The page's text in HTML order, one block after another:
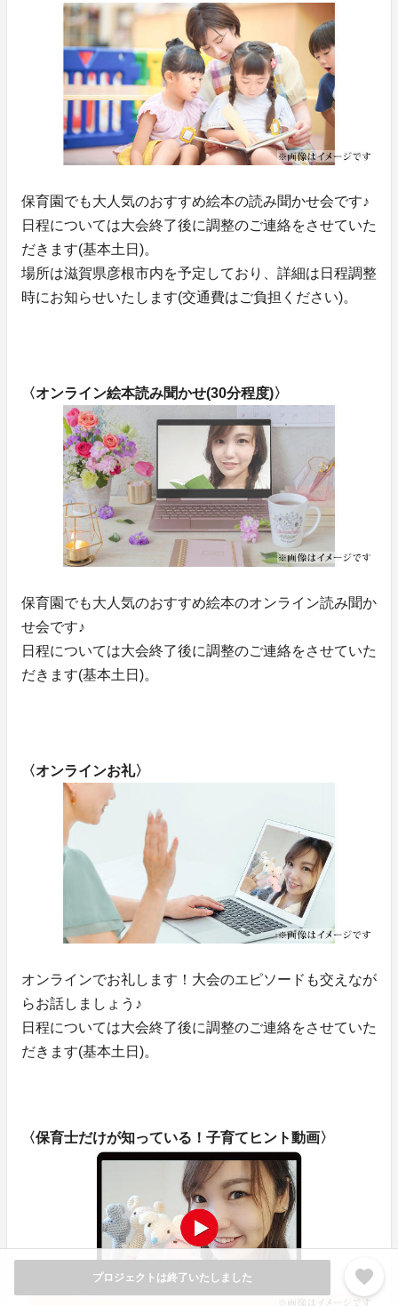
プロジェクトは終了いたしました favorite
保育園でも大人気のおすすめ絵本の読み聞かせ会です♪
日程については大会終了後に調整のご連絡をさせていた
だきます(基本土日)。
場所は滋賀県彦根市内を予定しており、詳細は日程調整
時にお知らせいたします(交通費はご負担ください)。
〈オンライン絵本読み聞かせ(30分程度)〉
保育園でも大人気のおすすめ絵本のオンライン読み聞か
せ会です♪
日程については大会終了後に調整のご連絡をさせていた
だきます(基本土日)。
〈オンラインお礼〉
オンラインでお礼します！大会のエピソードも交えなが
らお話しましょう♪
日程については大会終了後に調整のご連絡をさせていた
だきます(基本土日)。
〈保育士だけが知っている！子育てヒント動画〉